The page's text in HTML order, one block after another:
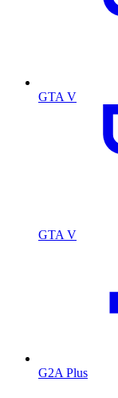
GTA V
GTA V
G2A Plus